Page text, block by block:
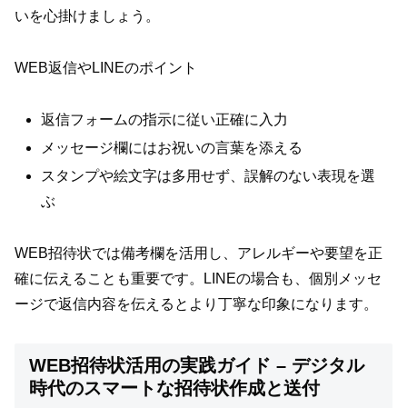
いを心掛けましょう。
WEB返信やLINEのポイント
返信フォームの指示に従い正確に入力
メッセージ欄にはお祝いの言葉を添える
スタンプや絵文字は多用せず、誤解のない表現を選
ぶ
WEB招待状では備考欄を活用し、アレルギーや要望を正
確に伝えることも重要です。LINEの場合も、個別メッセ
ージで返信内容を伝えるとより丁寧な印象になります。
WEB招待状活用の実践ガイド – デジタル
時代のスマートな招待状作成と送付